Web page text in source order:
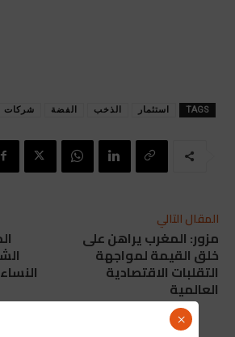
TAGS استثمار الذخب الفضة شركات
المقال التالي
مزور: المغرب يراهن على
خلق القيمة لمواجهة
التقلبات الاقتصادية
العالمية
×